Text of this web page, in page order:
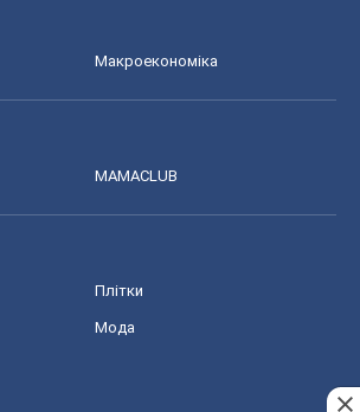
Макроекономіка
MAMACLUB
Плітки
Мода